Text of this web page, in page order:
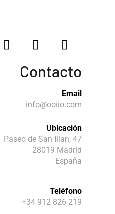
Contacto
Email
info@ooiio.com
Ubicación
Paseo de San Illan, 47
28019 Madrid
España
Teléfono
+34 912 826 219